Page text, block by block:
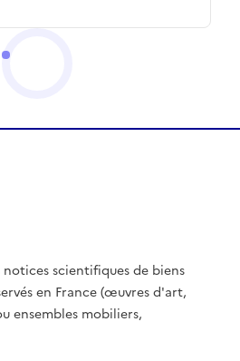
scientifiques de biens
en France (œuvres d'art,
ensembles mobiliers,